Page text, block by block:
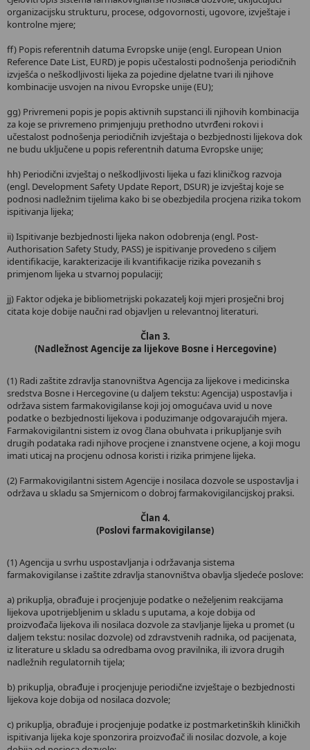
organizacijsku strukturu, procese, odgovornosti, ugovore, izvještaje i
kontrolne mjere;
ff) Popis referentnih datuma Evropske unije (engl. European Union
Reference Date List, EURD) je popis učestalosti podnošenja periodičnih
izvješća o neškodljivosti lijeka za pojedine djelatne tvari ili njihove
kombinacije usvojen na nivou Evropske unije (EU);
gg) Privremeni popis je popis aktivnih supstanci ili njihovih kombinacija
za koje se privremeno primjenjuju prethodno utvrđeni rokovi i
učestalost podnošenja periodičnih izvještaja o bezbjednosti lijekova dok
ne budu uključene u popis referentnih datuma Evropske unije;
hh) Periodični izvještaj o neškodljivosti lijeka u fazi kliničkog razvoja
(engl. Development Safety Update Report, DSUR) je izvještaj koje se
podnosi nadležnim tijelima kako bi se obezbjedila procjena rizika tokom
ispitivanja lijeka;
ii) Ispitivanje bezbjednosti lijeka nakon odobrenja (engl. Post-
Authorisation Safety Study, PASS) je ispitivanje provedeno s ciljem
identifikacije, karakterizacije ili kvantifikacije rizika povezanih s
primjenom lijeka u stvarnoj populaciji;
jj) Faktor odjeka je bibliometrijski pokazatelj koji mjeri prosječni broj
citata koje dobije naučni rad objavljen u relevantnoj literaturi.
Član 3.
(Nadležnost Agencije za lijekove Bosne i Hercegovine)
(1) Radi zaštite zdravlja stanovništva Agencija za lijekove i medicinska
sredstva Bosne i Hercegovine (u daljem tekstu: Agencija) uspostavlja i
održava sistem farmakovigilanse koji joj omogućava uvid u nove
podatke o bezbjednosti lijekova i poduzimanje odgovarajućih mjera.
Farmakovigilantni sistem iz ovog člana obuhvata i prikupljanje svih
drugih podataka radi njihove procjene i znanstvene ocjene, a koji mogu
imati uticaj na procjenu odnosa koristi i rizika primjene lijeka.
(2) Farmakovigilantni sistem Agencije i nosilaca dozvole se uspostavlja i
održava u skladu sa Smjernicom o dobroj farmakovigilancijskoj praksi.
Član 4.
(Poslovi farmakovigilanse)
(1) Agencija u svrhu uspostavljanja i održavanja sistema
farmakovigilanse i zaštite zdravlja stanovništva obavlja sljedeće poslove:
a) prikuplja, obrađuje i procjenjuje podatke o neželjenim reakcijama
lijekova upotrijebljenim u skladu s uputama, a koje dobija od
proizvođača lijekova ili nosilaca dozvole za stavljanje lijeka u promet (u
daljem tekstu: nosilac dozvole) od zdravstvenih radnika, od pacijenata,
iz literature u skladu sa odredbama ovog pravilnika, ili izvora drugih
nadležnih regulatornih tijela;
b) prikuplja, obrađuje i procjenjuje periodične izvještaje o bezbjednosti
lijekova koje dobija od nosilaca dozvole;
c) prikuplja, obrađuje i procjenjuje podatke iz postmarketinških kliničkih
ispitivanja lijeka koje sponzorira proizvođač ili nosilac dozvole, a koje